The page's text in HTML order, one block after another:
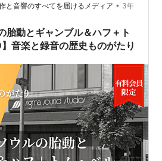
と音響のすべてを届けるメディア • 3年
胎動とギャンブル＆ハフ＋ト
音楽と録音の歴史ものがたり